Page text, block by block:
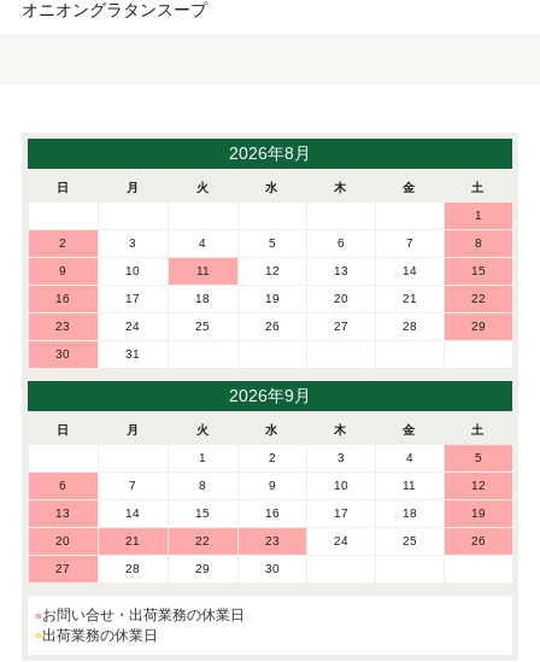
オニオングラタンスープ
2026年8月
日 月 火 水 木 金 土
1
2 3 4 5 6 7 8
9 10 11 12 13 14 15
16 17 18 19 20 21 22
23 24 25 26 27 28 29
30 31
2026年9月
日 月 火 水 木 金 土
1 2 3 4 5
6 7 8 9 10 11 12
13 14 15 16 17 18 19
20 21 22 23 24 25 26
27 28 29 30
お問い合せ・出荷業務の休業日
出荷業務の休業日